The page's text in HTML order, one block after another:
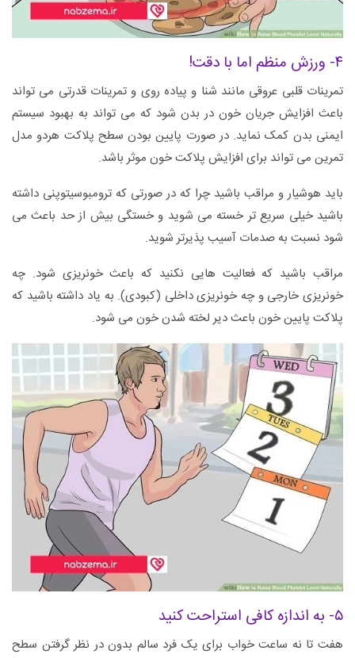
۴- ورزش منظم اما با دقت!
تمرینات قلبی عروقی مانند شنا و پیاده روی و تمرینات قدرتی می تواند
باعث افزایش جریان خون در بدن شود که می تواند به بهبود سیستم
ایمنی بدن کمک نماید. در صورت پایین بودن سطح پلاکت هردو مدل
تمرین می تواند برای افزایش پلاکت خون موثر باشد.
باید هوشیار و مراقب باشید چرا که در صورتی که ترومبوسیتوپنی داشته
باشید خیلی سریع تر خسته می شوید و خستگی بیش از حد باعث می
شود نسبت به صدمات آسیب پذیرتر شوید.
مراقب باشید که فعالیت هایی نکنید که باعث خونریزی شود. چه
خونریزی خارجی و چه خونریزی داخلی (کبودی). به یاد داشته باشید که
پلاکت پایین خون باعث دیر لخته شدن خون می شود.
۵- به اندازه کافی استراحت کنید
هفت تا نه ساعت خواب برای یک فرد سالم بدون در نظر گرفتن سطح